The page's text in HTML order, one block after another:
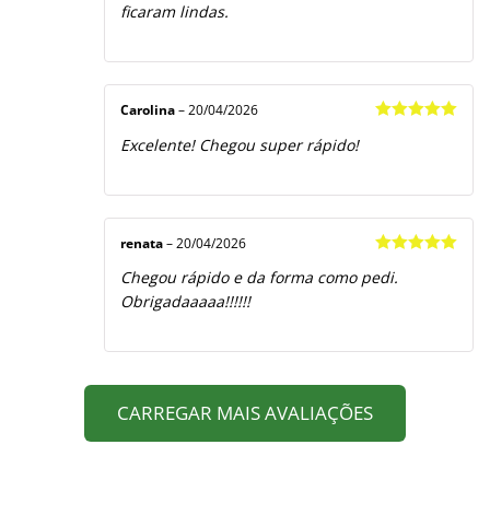
ficaram lindas.
Carolina – 20/04/2026
Excelente! Chegou super rápido!
de 5
renata – 20/04/2026
Chegou rápido e da forma como pedi.
Obrigadaaaaa!!!!!!
CARREGAR MAIS AVALIAÇÕES